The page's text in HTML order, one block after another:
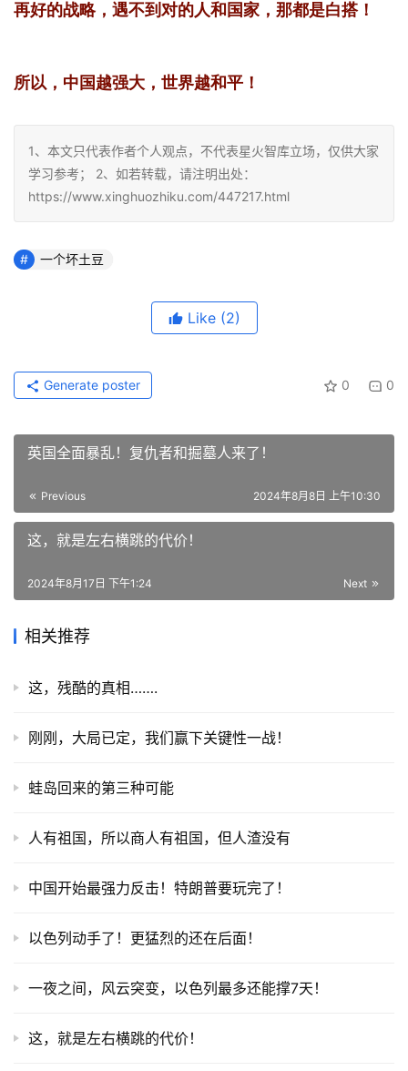
再好的战略，遇不到对的人和国家，那都是白搭！
所以，中国越强大，世界越和平！
1、本文只代表作者个人观点，不代表星火智库立场，仅供大家
学习参考； 2、如若转载，请注明出处：
https://www.xinghuozhiku.com/447217.html
一个坏土豆
Like (2)
0 0
Generate poster
英国全面暴乱！复仇者和掘墓人来了！
Previous 2024年8月8日 上午10:30
这，就是左右横跳的代价！
Next
2024年8月17日 下午1:24
相关推荐
这，残酷的真相…….
刚刚，大局已定，我们赢下关键性一战！
蛙岛回来的第三种可能
人有祖国，所以商人有祖国，但人渣没有
中国开始最强力反击！特朗普要玩完了！
以色列动手了！更猛烈的还在后面！
一夜之间，风云突变，以色列最多还能撑7天！
这，就是左右横跳的代价！